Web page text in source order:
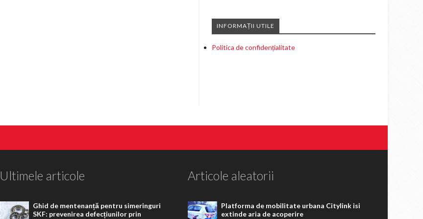
INFORMAȚII UTILE
Politica de confidențialitate
Ultimele articole
Ghid de mentenanță pentru simeringuri
SKF: prevenirea defecțiunilor prin
Articole aleatorii
Platforma de mobilitate urbana Citylink isi
extinde aria de acoperire